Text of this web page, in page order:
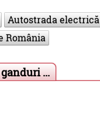
Autostrada electrică
România
...